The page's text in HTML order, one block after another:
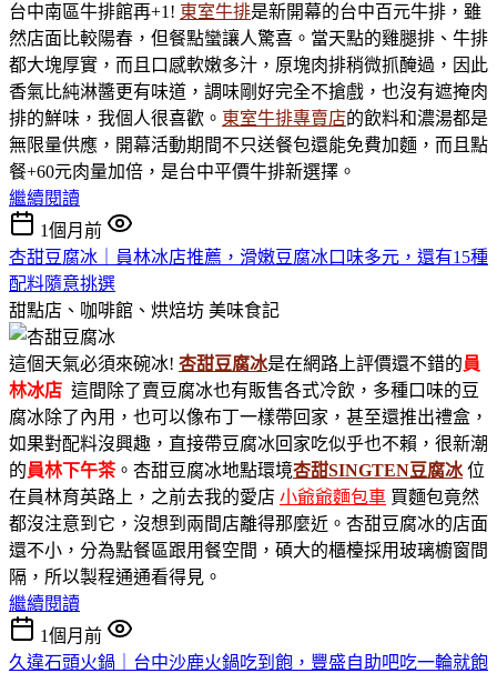
台中南區牛排館再+1! 東室牛排是新開幕的台中百元牛排，雖
然店面比較陽春，但餐點蠻讓人驚喜。當天點的雞腿排、牛排
都大塊厚實，而且口感軟嫩多汁，原塊肉排稍微抓醃過，因此
香氣比純淋醬更有味道，調味剛好完全不搶戲，也沒有遮掩肉
排的鮮味，我個人很喜歡。 東室牛排專賣店的飲料和濃湯都是
無限量供應，開幕活動期間不只送餐包還能免費加麵，而且點
餐+60元肉量加倍，是台中平價牛排新選擇。
繼續閱讀
1個月前
杏甜豆腐冰｜員林冰店推薦，滑嫩豆腐冰口味多元，還有15種
配料隨意挑選
甜點店、咖啡館、烘焙坊 美味食記
這個天氣必須來碗冰! 杏甜豆腐冰是在網路上評價還不錯的員
林冰店 這間除了賣豆腐冰也有販售各式冷飲，多種口味的豆
腐冰除了內用，也可以像布丁一樣帶回家，甚至還推出禮盒，
如果對配料沒興趣，直接帶豆腐冰回家吃似乎也不賴，很新潮
的員林下午茶。杏甜豆腐冰地點環境杏甜SINGTEN豆腐冰 位
在員林育英路上，之前去我的愛店 小爺爺麵包車 買麵包竟然
都沒注意到它，沒想到兩間店離得那麼近。杏甜豆腐冰的店面
還不小，分為點餐區跟用餐空間，碩大的櫃檯採用玻璃櫥窗間
隔，所以製程通通看得見。
繼續閱讀
1個月前
久違石頭火鍋｜台中沙鹿火鍋吃到飽，豐盛自助吧吃一輪就飽